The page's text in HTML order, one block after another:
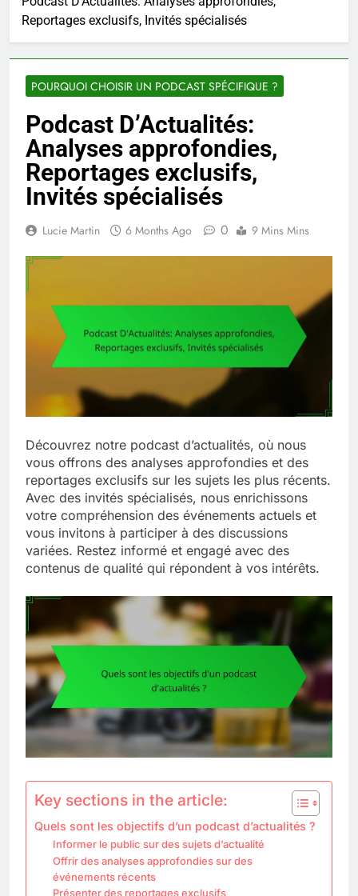
Reportages exclusifs, Invités spécialisés
POURQUOI CHOISIR UN PODCAST SPÉCIFIQUE ?
Podcast D’Actualités:
Analyses approfondies,
Reportages exclusifs,
Invités spécialisés
Lucie Martin 6 Months Ago 0 9 Mins Mins
Découvrez notre podcast d’actualités, où nous
vous offrons des analyses approfondies et des
reportages exclusifs sur les sujets les plus récents.
Avec des invités spécialisés, nous enrichissons
votre compréhension des événements actuels et
vous invitons à participer à des discussions
variées. Restez informé et engagé avec des
contenus de qualité qui répondent à vos intérêts.
Key sections in the article:
Quels sont les objectifs d’un podcast d’actualités ?
Informer le public sur des sujets d’actualité
Offrir des analyses approfondies sur des
événements récents
Présenter des reportages exclusifs